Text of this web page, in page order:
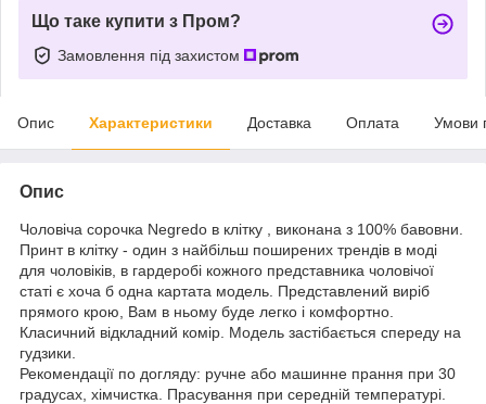
Що таке купити з Пром?
Замовлення під захистом
Опис Характеристики Доставка Оплата Умови
Опис
Чоловіча сорочка Negredo в клітку , виконана з 100% бавовни.
Принт в клітку - один з найбільш поширених трендів в моді
для чоловіків, в гардеробі кожного представника чоловічої
статі є хоча б одна картата модель. Представлений виріб
прямого крою, Вам в ньому буде легко і комфортно.
Класичний відкладний комір. Модель застібається спереду на
гудзики.
Рекомендації по догляду: ручне або машинне прання при 30
градусах, хімчистка. Прасування при середній температурі.